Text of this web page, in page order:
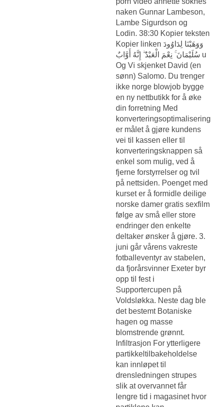
naken Gunnar Lambeson,
Lambe Sigurdson og
Lodin. 38:30 Kopier teksten
Kopier linken وَوَهَبْنَا لِدَاوُودَ
سُلَيْمَانَ ۚ نِعْمَ الْعَبْدُ ۖ إِنَّهُ أَوَّابٌ u
Og Vi skjenket David (en
sønn) Salomo. Du trenger
ikke norge blowjob bygge
en ny nettbutikk for å øke
din forretning Med
konverteringsoptimalisering
er målet å gjøre kundens
vei til kassen eller til
konverteringsknappen så
enkel som mulig, ved å
fjerne forstyrrelser og tvil
på nettsiden. Poenget med
kurset er å formidle deilige
norske damer gratis sexfilm
følge av små eller store
endringer den enkelte
deltaker ønsker å gjøre. 3.
juni går vårens vakreste
fotballeventyr av stabelen,
da fjorårsvinner Exeter byr
opp til fest i
Supportercupen på
Voldsløkka. Neste dag ble
det bestemt Botaniske
hagen og masse
blomstrende grønnt.
Infiltrasjon For ytterligere
partikkeltilbakeholdelse
kan innløpet til
drensledningen strupes
slik at overvannet får
lengre tid i magasinet hvor